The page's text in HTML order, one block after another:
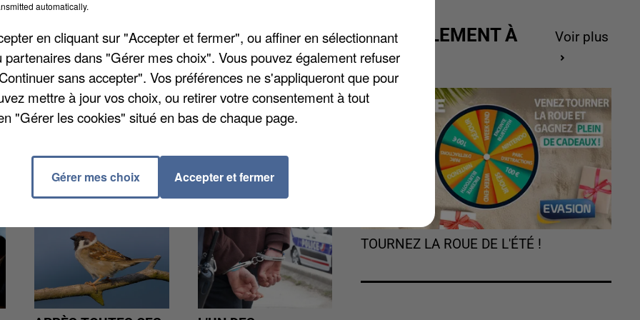
indicateurs de la grippe sont à leur niveau de
qui peut fortement affecter les
des passages aux urgences étaient très limitées la
ACTUELLEMENT À
GAGNER
Voir plus
TOURNEZ LA ROUE DE L'ÉTÉ !
automatically.
en cliquant sur "Accepter et fermer", ou affiner en sélectionnant
partenaires dans "Gérer mes choix". Vous pouvez également refuser
sans accepter". Vos préférences ne s'appliqueront que pour
mettre à jour vos choix, ou retirer votre consentement à tout
"Gérer les cookies" situé en bas de chaque page.
Gérer mes choix Accepter et fermer